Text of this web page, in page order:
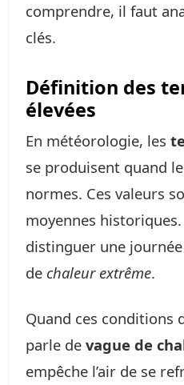
comprendre, il faut
clés.
Définition des
élevées
En météorologie, les
se produisent quand
normes. Ces valeurs
moyennes
distinguer une journée
de chaleur extrême.
Quand ces
parle de vague de
empêche l’air de se